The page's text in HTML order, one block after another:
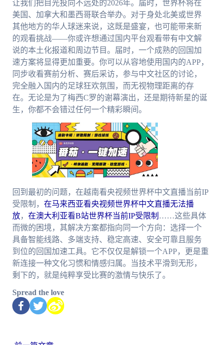
让我们把目光投向不远处的2026年。届时，世界杯将在
美国、加拿大和墨西哥联合举办。对于身处北美或世界
其他地方的华人球迷来说，这既是盛宴，也可能带来新
的观看挑战——你或许想通过国内平台观看带有中文解
说的本土化报道和周边节目。届时，一个成熟的回国加
速方案将显得更加重要。你可以从容地使用国内的APP，
同步收看赛前分析、赛后采访，参与中文社区的讨论，
完全融入国内的足球狂欢氛围，而无视物理距离的存
在。无论是为了梅西C罗的谢幕演出，还是期待新星的诞
生，你都不会错过任何一个精彩瞬间。
回到最初的问题，在越南看央视频世界杯中文直播当前IP
受限制， 在马来西亚看央视频世界杯中文直播无法播
放， 在澳大利亚看B站世界杯当前IP受限制 ……这些具体
而微的困境，其解决方案都指向同一个方向：选择一个
具备智能线路、多端支持、稳定高速、安全可靠且服务
到位的回国加速工具。它不仅仅是解锁一个APP，更是重
新连接一种文化习惯和情感归属。当技术平滑到无形，
剩下的，就是纯粹享受比赛的激情与快乐了。
Spread the love